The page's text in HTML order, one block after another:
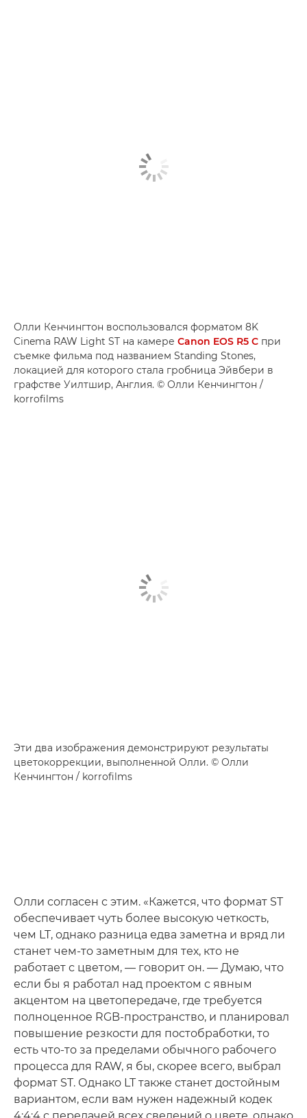
Олли Кенчингтон воспользовался форматом 8K
Cinema RAW Light ST на камере Canon EOS R5 C при
съемке фильма под названием Standing Stones,
локацией для которого стала гробница Эйвбери в
графстве Уилтшир, Англия. © Олли Кенчингтон /
korrofilms
Эти два изображения демонстрируют результаты
цветокоррекции, выполненной Олли. © Олли
Кенчингтон / korrofilms
Олли согласен с этим. «Кажется, что формат ST
обеспечивает чуть более высокую четкость,
чем LT, однако разница едва заметна и вряд ли
станет чем-то заметным для тех, кто не
работает с цветом, — говорит он. — Думаю, что
если бы я работал над проектом с явным
акцентом на цветопередаче, где требуется
полноценное RGB-пространство, и планировал
повышение резкости для постобработки, то
есть что-то за пределами обычного рабочего
процесса для RAW, я бы, скорее всего, выбрал
формат ST. Однако LT также станет достойным
вариантом, если вам нужен надежный кодек